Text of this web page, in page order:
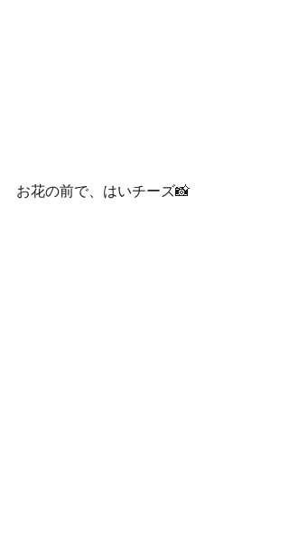
お花の前で、はいチーズ📸